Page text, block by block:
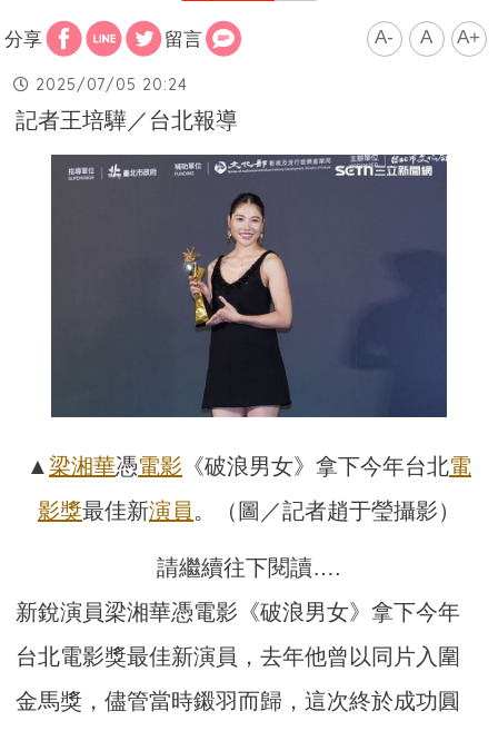
分享 留言 A- A A+
2025/07/05 20:24
記者王培驊／台北報導
▲梁湘華憑電影 《破浪男女》拿下今年台北電
影獎最佳新演員 。（圖／記者趙于瑩攝影）
請繼續往下閱讀….
新銳演員梁湘華憑電影《破浪男女》拿下今年
台北電影獎最佳新演員，去年他曾以同片入圍
金馬獎，儘管當時鎩羽而歸，這次終於成功圓